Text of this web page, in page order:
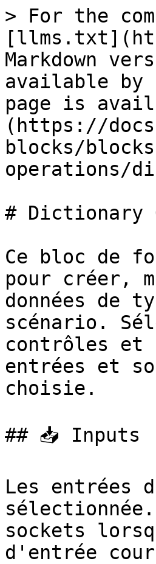
> For the
Markdown
available by
page is
(https://
blocks/
operations/
# Dictionary
Ce bloc de
pour créer,
données de
scénario.
contrôles et
entrées et
choisie.
## 📥 Inputs
Les entrées
sockets
d'entrée